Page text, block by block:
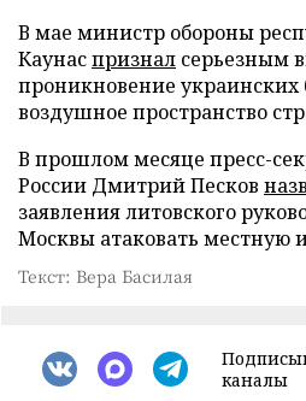
В мае министр обороны
Каунаспризнал серьезным
проникновение украинских
воздушное пространство
В прошлом месяце пресс-
России Дмитрий Песков
заявления литовского
Москвы атаковать местную
Текст: Вера Басилая
каналы